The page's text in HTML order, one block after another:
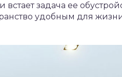
задача ее
удобным для